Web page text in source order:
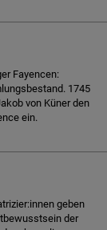
Fayencen:
1745
von Küner den
ein.
geben
der